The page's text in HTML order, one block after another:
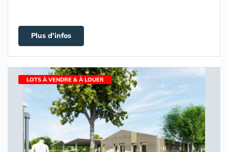
Plus d'infos
LOTS À VENDRE & À LOUER